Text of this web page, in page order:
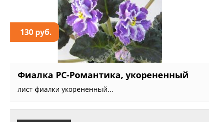
130 руб.
Фиалка РС-Романтика, укорененный
лист фиалки укорененный...